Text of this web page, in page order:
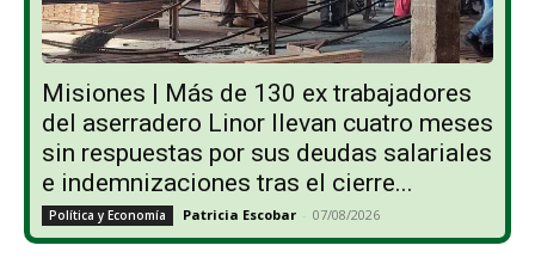
Misiones | Más de 130 ex trabajadores
del aserradero Linor llevan cuatro meses
sin respuestas por sus deudas salariales
e indemnizaciones tras el cierre...
Política y Economía Patricia Escobar - 07/08/2026